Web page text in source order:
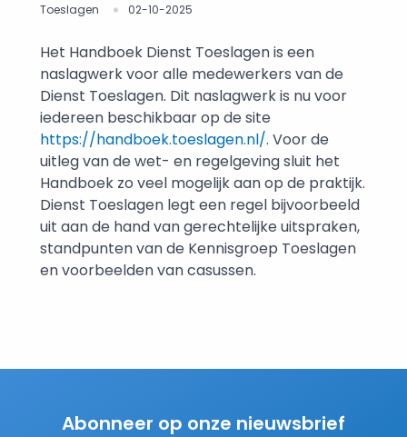
Toeslagen 02-10-2025
Het Handboek Dienst Toeslagen is een
naslagwerk voor alle medewerkers van de
Dienst Toeslagen. Dit naslagwerk is nu voor
iedereen beschikbaar op de site
https://handboek.toeslagen.nl/. Voor de
uitleg van de wet- en regelgeving sluit het
Handboek zo veel mogelijk aan op de praktijk.
Dienst Toeslagen legt een regel bijvoorbeeld
uit aan de hand van gerechtelijke uitspraken,
standpunten van de Kennisgroep Toeslagen
en voorbeelden van casussen.
Abonneer op onze nieuwsbrief